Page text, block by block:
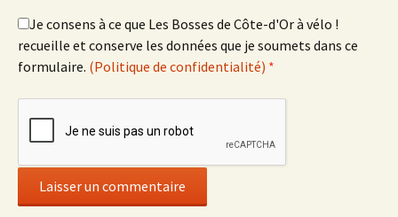
Je consens à ce que Les Bosses de Côte-d'Or à vélo !
recueille et conserve les données que je soumets dans ce
formulaire. (Politique de confidentialité) *